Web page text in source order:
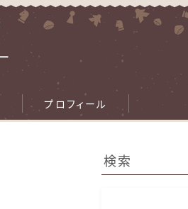
プロフィール
検索